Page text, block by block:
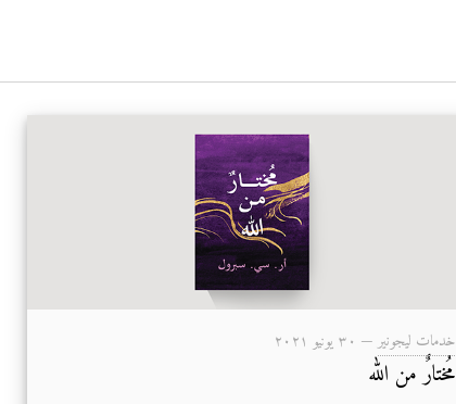
خدمات ليجونير— ۳۰ يونيو ۲۰۲۱
مُختارٌ من الله